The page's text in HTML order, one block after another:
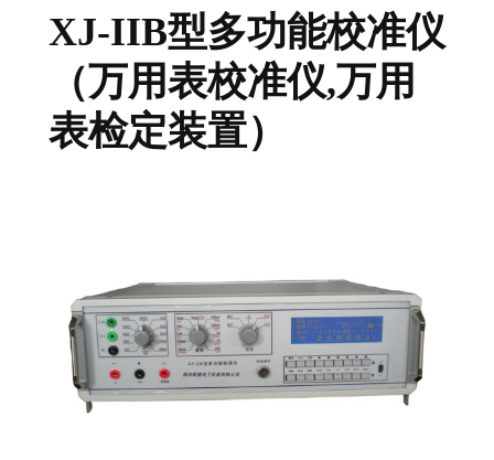
XJ-IIB型多功能校准仪
（万用表校准仪,万用
表检定装置）